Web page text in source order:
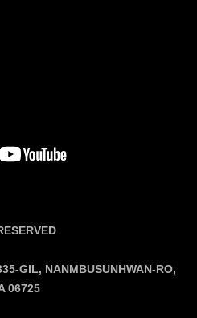
GIL, NANMBUSUNHWAN-RO,
06725